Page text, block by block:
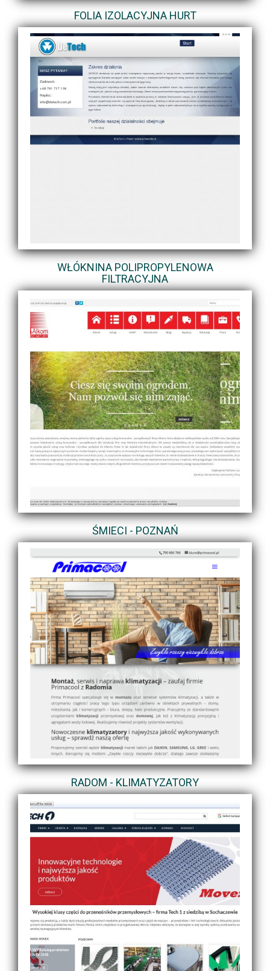
FOLIA IZOLACYJNA HURT
WŁÓKNINA POLIPROPYLENOWA
FILTRACYJNA
ŚMIECI - POZNAŃ
RADOM - KLIMATYZATORY